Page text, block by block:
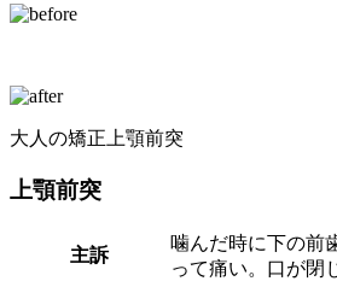
大人の矯正 上顎前突
上顎前突
主訴
噛んだ時に下の前
って痛い。口が閉